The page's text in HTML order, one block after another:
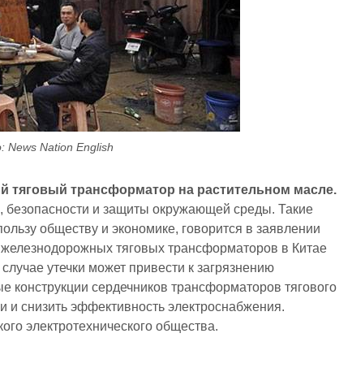
News Nation English
тяговый трансформатор на растительном масле.
безопасности и защиты окружающей среды. Такие
обществу и экономике, говорится в заявлении
тяговых трансформаторов в Китае
утечки может привести к загрязнению
сердечников трансформаторов тягового
и снизить эффективность электроснабжения.
электротехнического общества.